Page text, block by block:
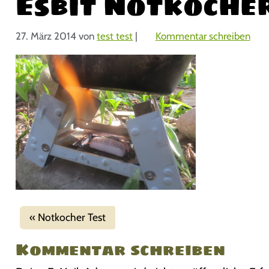
27. März 2014 vontest test | Kommentar schreiben
Notkocher Test
Kommentar schreiben